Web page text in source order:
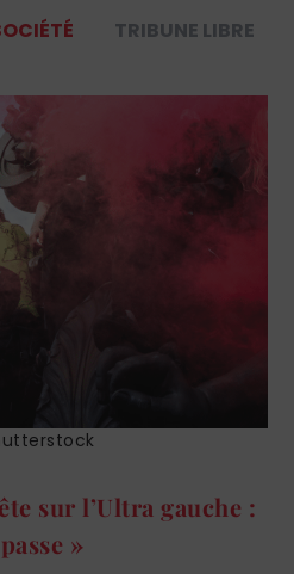
TRIBUNE LIBRE
sur l’Ultra gauche :
»